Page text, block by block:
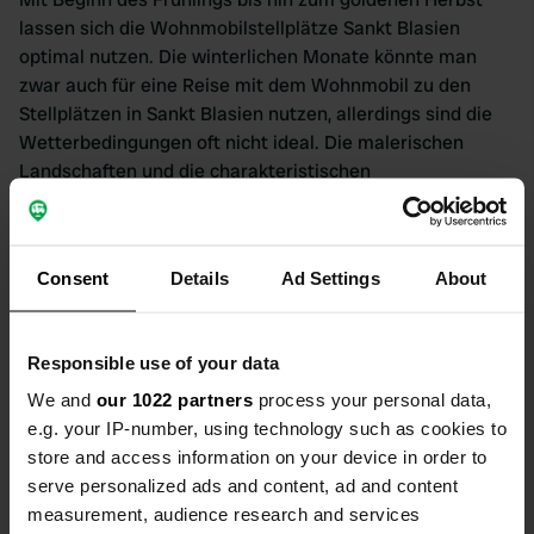
Consent Details Ad Settings About
Responsible use of your data
We and our 1022 partners process your personal data,
e.g. your IP-number, using technology such as cookies to
store and access information on your device in order to
serve personalized ads and content, ad and content
measurement, audience research and services
lassen sich die Wohnmobilstellplätze Sankt Blasien
optimal nutzen. Die winterlichen Monate könnte man
zwar auch für eine Reise mit dem Wohnmobil zu den
Stellplätzen in Sankt Blasien nutzen, allerdings sind die
Wetterbedingungen oft nicht ideal. Die malerischen
Landschaften und die charakteristischen
Schwarzwaldhäuser bieten zu jeder Jahreszeit einen
wundervollen Anblick. Vor Ort gibt es auch zahlreiche
einladen. Sankt Blasien ist somit ein idealer Ort für all
jene, die den Schwarzwald mit dem Wohnmobil erkunden
Sehenswürdigkeiten in Sankt Blasien
Für Wohnmobilfahrer bietet Sankt Blasien, mit seinen
speziellen Wohnmobilstellplätzen, einen optimalen
Ausgangspunkt zur Entdeckung der Schönheiten des